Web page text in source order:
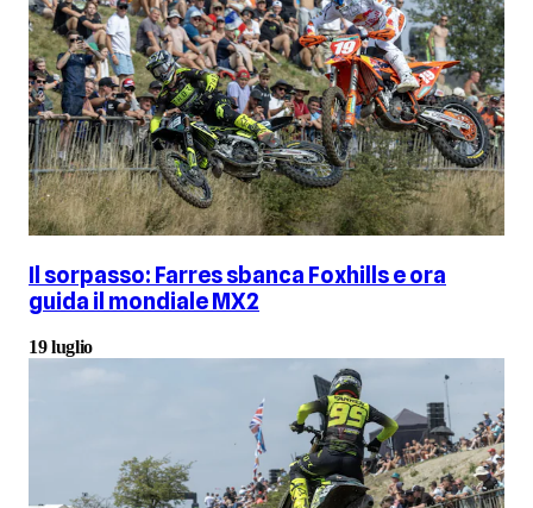
Il sorpasso: Farres sbanca Foxhills e ora
guida il mondiale MX2
19 luglio